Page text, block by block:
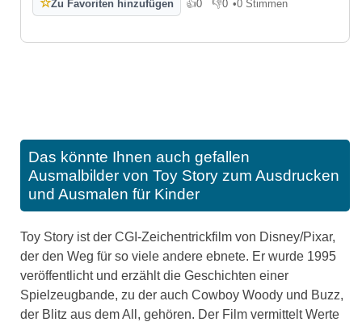
☆Zu Favoriten hinzufügen 👍0
Gefällt mir
👎0
Gefällt mir nicht
•0 Stimmen
Das könnte Ihnen auch gefallen
Ausmalbilder von Toy Story zum Ausdrucken
und Ausmalen für Kinder
Toy Story ist der CGI-Zeichentrickfilm von Disney/Pixar,
der den Weg für so viele andere ebnete. Er wurde 1995
veröffentlicht und erzählt die Geschichten einer
Spielzeugbande, zu der auch Cowboy Woody und Buzz,
der Blitz aus dem All, gehören. Der Film vermittelt Werte